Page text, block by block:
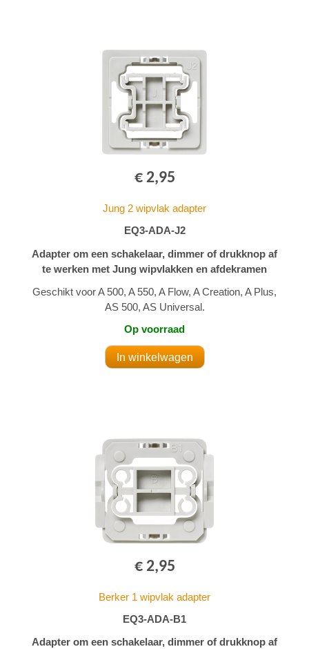
€ 2,95
Jung 2 wipvlak adapter
EQ3-ADA-J2
Adapter om een schakelaar, dimmer of drukknop af
te werken met Jung wipvlakken en afdekramen
Geschikt voor A 500, A 550, A Flow, A Creation, A Plus,
AS 500, AS Universal.
Op voorraad
€ 2,95
Berker 1 wipvlak adapter
EQ3-ADA-B1
Adapter om een schakelaar, dimmer of drukknop af